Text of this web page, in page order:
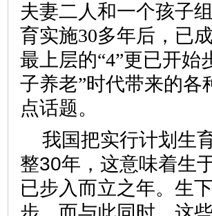
夫妻二人和一个孩子
育实施30多年后，已
最上层的“4”更已开始
子养老”时代带来的各
点话题。
我国把实行计划生
整30年，这意味着生
已步入而立之年。生